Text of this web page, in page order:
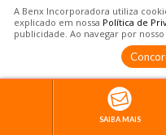
poderá apresentar
acordo com o Projeto
aprovações ambientais.
meramente elucidativa, não
preliminar, sujeito à
Dr. Cardoso de Melo, 1.470,
3847-1333 - Creci: 20.197-J.
Ator, Viva Benx Chácara
Benx Faria Lima, Viva Benx
A Benx Incorporadora utiliza
explicado em nossa Política de
publicidade. Ao navegar por